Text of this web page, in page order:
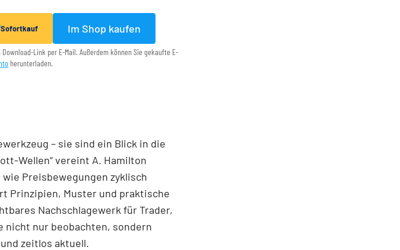
Sofortkauf Im Shop kaufen
Link per E-Mail. Außerdem können Sie gekaufte E-
herunterladen.
– sie sind ein Blick in die
Wellen“ vereint A. Hamilton
Preisbewegungen zyklisch
Prinzipien, Muster und praktische
Nachschlagewerk für Trader,
nicht nur beobachten, sondern
zeitlos aktuell.